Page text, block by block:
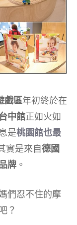
戲區年初終於在
中館正如火如
是桃園館也最
實是來自德國
牌 。
們忍不住的摩
？